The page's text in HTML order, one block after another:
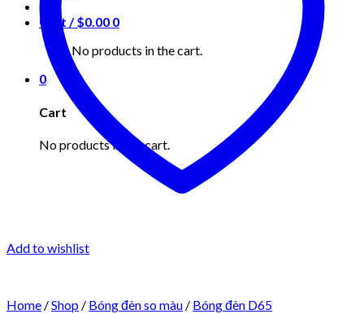
Cart /$0.00 0
No products in the cart.
0
Cart
No products in the cart.
Add to wishlist
Home /Shop / Bóng đèn so màu / Bóng đèn D65